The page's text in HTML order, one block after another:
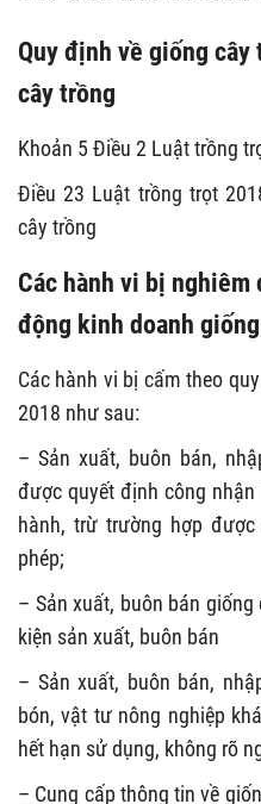
Quy định về giống
cây trồng
Khoản 5 Điều 2 Luật trồng
Điều 23 Luật trồng trọt
cây trồng
Các hành vi bị nghiêm
động kinh doanh
Các hành vi bị cấm theo
2018 như sau:
– Sản xuất, buôn bán,
được quyết định công
hành, trừ trường hợp
phép;
– Sản xuất, buôn bán
kiện sản xuất, buôn bán
– Sản xuất, buôn bán,
bón, vật tư nông nghiệp
hết hạn sử dụng, không rõ
– Cung cấp thông tin về